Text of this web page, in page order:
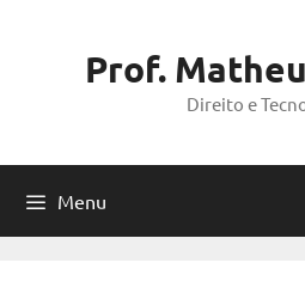
Prof.
Direito e
Menu